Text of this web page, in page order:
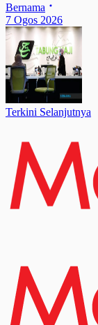
Bernama
7 Ogos 2026
Terkini Selanjutnya